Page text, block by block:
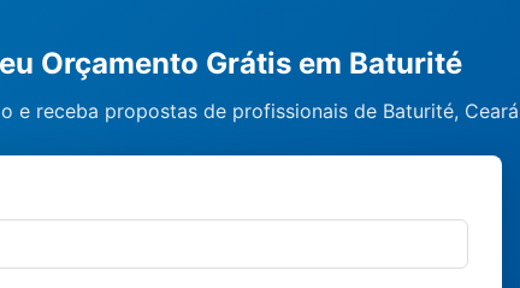
Orçamento Grátis em Baturité
e receba propostas de profissionais de Baturité, Ceará